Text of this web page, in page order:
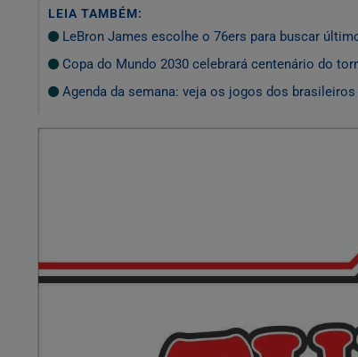
LEIA TAMBÉM:
LeBron James escolhe o 76ers para buscar
Copa do Mundo 2030 celebrará centenário do
Agenda da semana: veja os jogos dos